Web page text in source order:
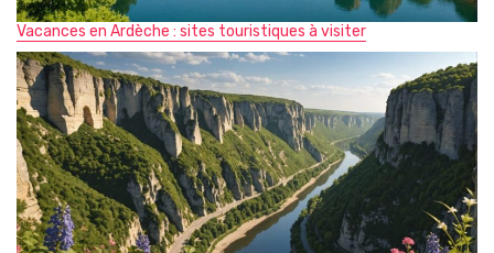
Vacances en Ardèche : sites touristiques à visiter